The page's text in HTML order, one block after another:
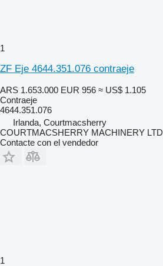
1
ZF Eje 4644.351.076 contraeje
ARS 1.653.000 EUR 956 ≈ US$ 1.105
Contraeje
4644.351.076
Irlanda, Courtmacsherry
COURTMACSHERRY MACHINERY LTD
Contacte con el vendedor
1